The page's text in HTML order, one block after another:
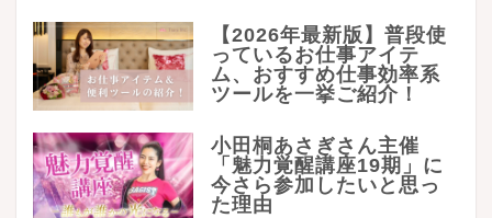
【2026年最新版】普段使
っているお仕事アイテ
ム、おすすめ仕事効率系
ツールを一挙ご紹介！
小田桐あさぎさん主催
「魅力覚醒講座19期」に
今さら参加したいと思っ
た理由